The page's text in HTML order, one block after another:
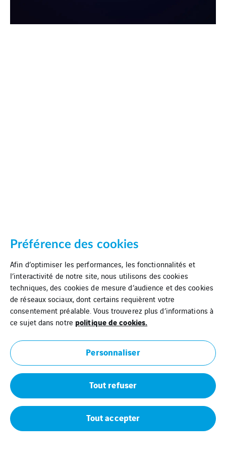
Préférence des cookies
Afin d’optimiser les performances, les fonctionnalités et
l’interactivité de notre site, nous utilisons des cookies
techniques, des cookies de mesure d’audience et des cookies
de réseaux sociaux, dont certains requièrent votre
consentement préalable. Vous trouverez plus d’informations à
ce sujet dans notre politique de cookies.
Personnaliser
Tout refuser
Tout accepter